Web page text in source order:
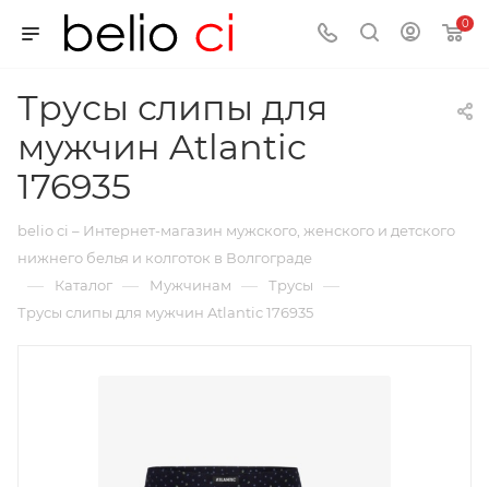
0
Трусы слипы для
мужчин Atlantic
176935
belio ci – Интернет-магазин мужского, женского и детского
нижнего белья и колготок в Волгограде
— Каталог — Мужчинам — Трусы —
Трусы слипы для мужчин Atlantic 176935